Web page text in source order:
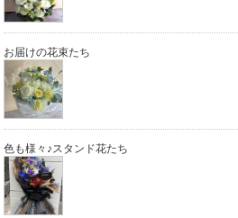
お届けの花束たち
色も様々♪スタンド花たち